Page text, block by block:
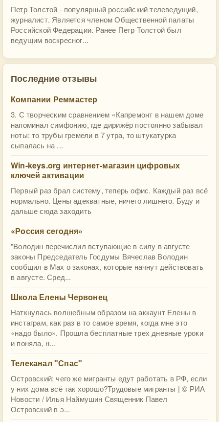
Петр Толстой - популярный российский телеведущий,
журналист. Является членом Общественной палаты
Российской Федерации. Ранее Петр Толстой был
ведущим воскресног...
Последние отзывы
Компании Реммастер
3. С творческим сравнением «Капремонт в нашем доме
напоминал симфонию, где дирижёр постоянно забывал
ноты: то трубы гремели в 7 утра, то штукатурка
сыпалась на ...
Win-keys.org интернет-магазин цифровых
ключей активации
Первый раз брал систему, теперь офис. Каждый раз всё
нормально. Цены адекватные, ничего лишнего. Буду и
дальше сюда заходить
«Россия сегодня»
"Володин перечислил вступающие в силу в августе
законы Председатель Госдумы Вячеслав Володин
сообщил в Мах о законах, которые начнут действовать
в августе. Сред...
Школа Елены Червонец
Наткнулась волшебным образом на аккаунт Елены в
инстаграм, как раз в то самое время, когда мне это
«надо было». Прошла бесплатные трех дневные уроки
и поняла, н...
Телеканал "Спас"
Островский: чего же мигранты едут работать в РФ, если
у них дома всё так хорошо?Трудовые мигранты | © РИА
Новости / Илья Наймушин Священник Павел
Островский в э...